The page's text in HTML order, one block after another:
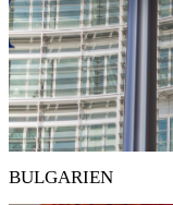
BULGARIEN